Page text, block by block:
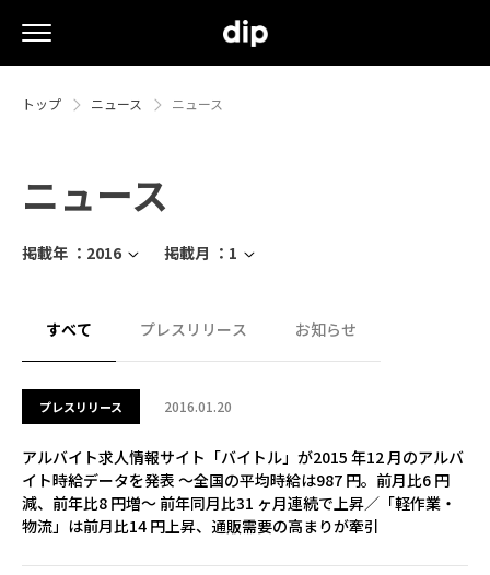
トップ ニュース ニュース
ニュース
掲載年 ： 2016 掲載月 ： 1
すべて プレスリリース お知らせ
プレスリリース 2016.01.20
アルバイト求人情報サイト「バイトル」が2015 年12 月のアルバ
イト時給データを発表 ～全国の平均時給は987 円。前月比6 円
減、前年比8 円増～ 前年同月比31 ヶ月連続で上昇／「軽作業・
物流」は前月比14 円上昇、通販需要の高まりが牽引